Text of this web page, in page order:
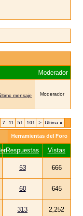
Moderador
Moderador
7 11 51 101 > Ultima »
Herramientas del Foro
Respuestas
Vistas
53 666
60 645
313 2,252